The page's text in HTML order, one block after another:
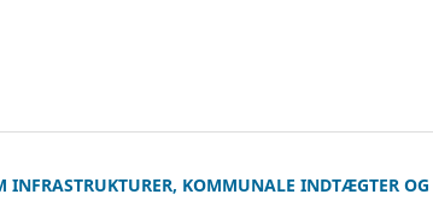
KOMMUNALE INDTÆGTER OG